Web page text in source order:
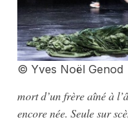
© Yves Noël Genod
mort d’un frère aîné à
encore née. Seule sur